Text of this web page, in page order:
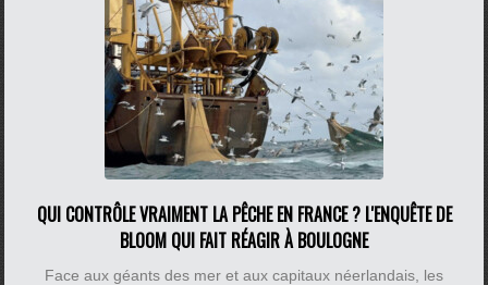
QUI CONTRÔLE VRAIMENT LA PÊCHE EN FRANCE ? L'ENQUÊTE DE
BLOOM QUI FAIT RÉAGIR À BOULOGNE
Face aux géants des mer et aux capitaux néerlandais, les